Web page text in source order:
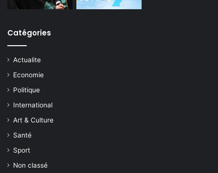
Catégories
Actualite
Economie
Politique
International
Art & Culture
Santé
Sport
Non classé